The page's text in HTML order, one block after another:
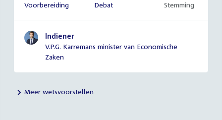
Voltooid:
Voorbereiding Voltooid:
Debat Onvoltooid:
Stemming
Indiener
V.P.G. Karremans minister van Economische
Zaken
Meer wetsvoorstellen